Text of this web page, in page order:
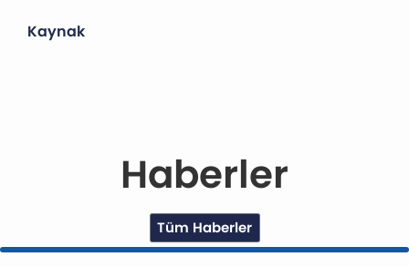
Kaynak
Haberler
Tüm Haberler